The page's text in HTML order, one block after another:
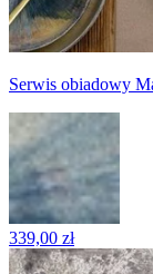
Serwis obiadowy
339,00 zł